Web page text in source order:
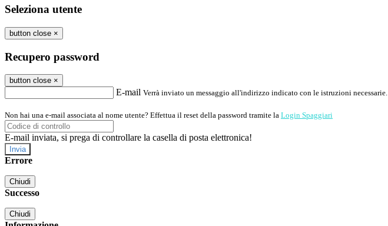
Seleziona utente
button close ×
Recupero password
button close ×
E-mail Verrà inviato un messaggio all'indirizzo indicato con le istruzioni necessarie.
Non hai una e-mail associata al nome utente? Effettua il reset della password tramite la Login Spaggiari
E-mail inviata, si prega di controllare la casella di posta elettronica!
Errore
Chiudi
Successo
Chiudi